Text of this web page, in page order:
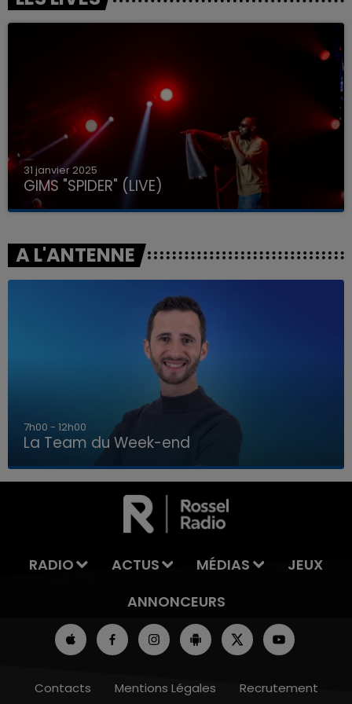
LA TEAM DU WEEK-END
31 janvier 2025
GIMS "SPIDER" (LIVE)
A L'ANTENNE
7h00 - 12h00
La Team du Week-end
RADIO ACTUS MÉDIAS
JEUX
ANNONCEURS
Contacts Mentions Légales Recrutement